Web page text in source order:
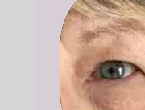
Cliquez